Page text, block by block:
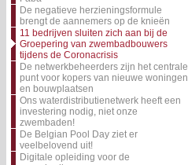
De negatieve herzieningsformule
brengt de aannemers op de knieën
11 bedrijven sluiten zich aan bij de
Groepering van zwembadbouwers
tijdens de Coronacrisis
De netwerkbeheerders zijn het centrale
punt voor kopers van nieuwe woningen
en bouwplaatsen
Ons waterdistributienetwerk heeft een
investering nodig, niet onze
zwembaden!
De Belgian Pool Day ziet er
veelbelovend uit!
Digitale opleiding voor de